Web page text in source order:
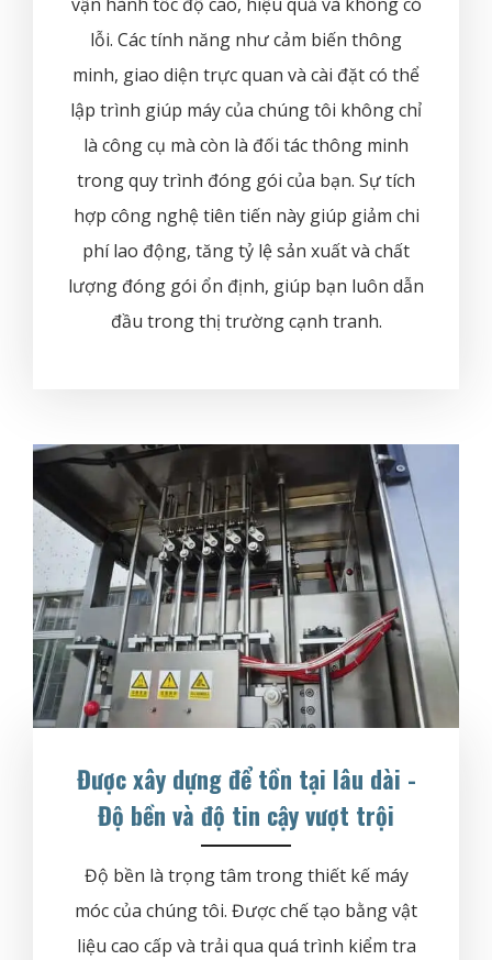
lỗi. Các tính năng như cảm biến thông
minh, giao diện trực quan và cài đặt có thể
lập trình giúp máy của chúng tôi không chỉ
là công cụ mà còn là đối tác thông minh
trong quy trình đóng gói của bạn. Sự tích
hợp công nghệ tiên tiến này giúp giảm chi
phí lao động, tăng tỷ lệ sản xuất và chất
lượng đóng gói ổn định, giúp bạn luôn dẫn
đầu trong thị trường cạnh tranh.
Được xây dựng để tồn tại lâu dài -
Độ bền và độ tin cậy vượt trội
Độ bền là trọng tâm trong thiết kế máy
móc của chúng tôi. Được chế tạo bằng vật
liệu cao cấp và trải qua quá trình kiểm tra